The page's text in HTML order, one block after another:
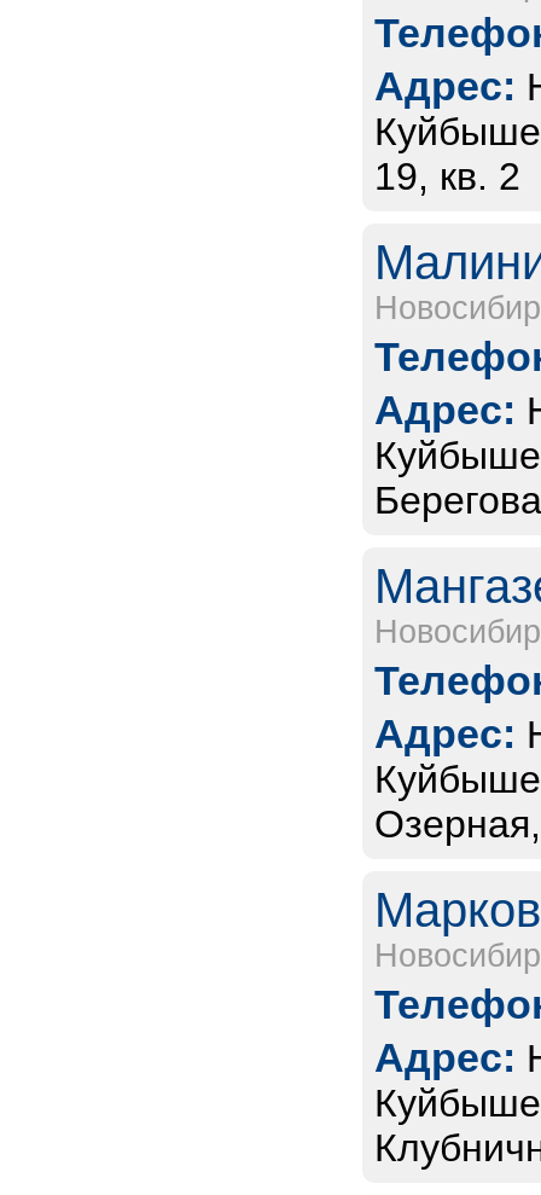
Адрес:
19, кв. 2
Адрес:
Адрес:
Адрес: